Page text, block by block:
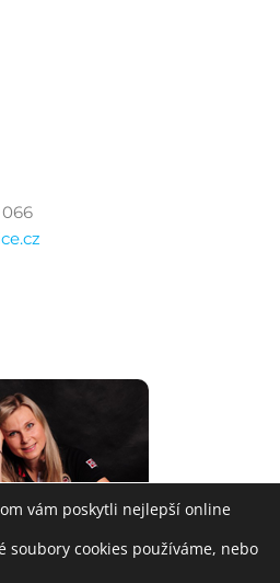
vám poskytli nejlepší online
soubory cookies používáme, nebo